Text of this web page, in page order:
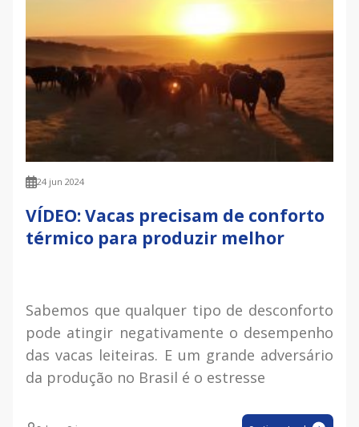
24 jun 2024
VÍDEO: Vacas precisam de conforto
térmico para produzir melhor
Sabemos que qualquer tipo de desconforto
pode atingir negativamente o desempenho
das vacas leiteiras. E um grande adversário
da produção no Brasil é o estresse